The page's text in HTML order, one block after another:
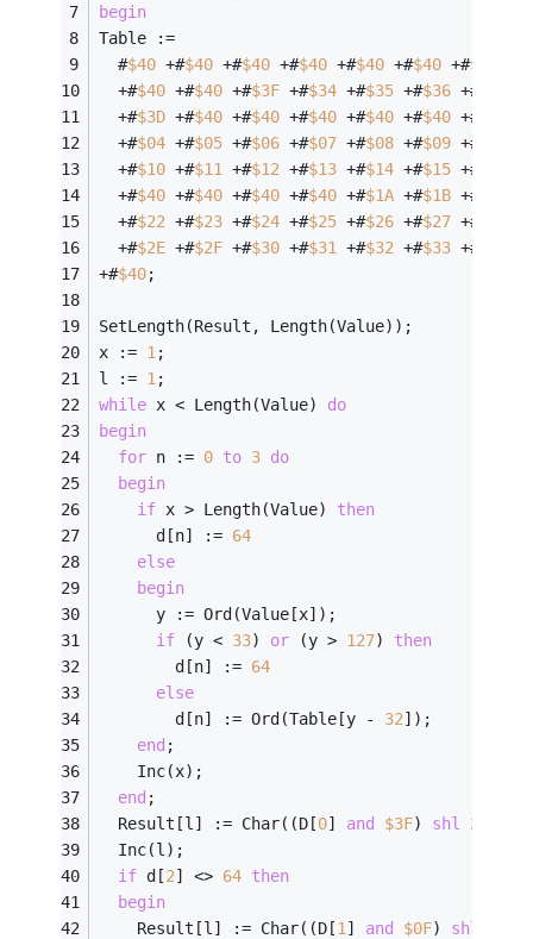
begin
Table :=
  #
$40 +#$40 +#$40 +#$40 +#$40 +#$40 +#$
  +#
$40 +#$40 +#$3F +#$34 +#$35 +#$36 +#
  +#
$3D +#$40 +#$40 +#$40 +#$40 +#$40 +#
  +#
$04 +#$05 +#$06 +#$07 +#$08 +#$09 +#
  +#
$10 +#$11 +#$12 +#$13 +#$14 +#$15 +#
  +#
$40 +#$40 +#$40 +#$40 +#$1A +#$1B +#
  +#
$22 +#$23 +#$24 +#$25 +#$26 +#$27 +#
  +#
$2E +#$2F +#$30 +#$31 +#$32 +#$33 +#
+#$40;
SetLength(Result, Length(Value));
x := 1 ;
l := 1 ;
while x < Length(Value) do
begin
for n := 0 to 3 do
begin
if x > Length(Value) then
      d[n] :=
64
else
begin
      y := Ord(Value[x]);
if (y < 33) or (y > 127) then
        d[n] :=
64
else
        d[n] := Ord(Table[y -
32]);
end ;
    Inc(x);
end ;
  Result[l] := Char((D[
0] and $3F) shl 2
  Inc(l);
if d[2] <> 64 then
begin
    Result[l] := Char((D[
1 ] and $0F) shl